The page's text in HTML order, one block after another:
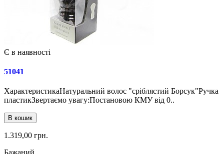
Є в наявності
51041
ХарактеристикаНатуральний волос "сріблястий Борсук"Ручка
пластикЗвертаємо увагу:Постановою КМУ від 0..
В кошик
1.319,00 грн.
Бажаний